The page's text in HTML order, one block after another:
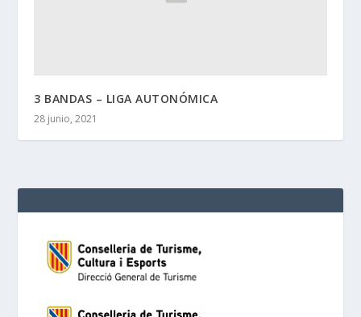
3 BANDAS – LIGA AUTONÓMICA
28 junio, 2021